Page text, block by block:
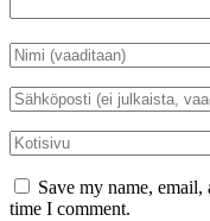
Nimi
*
Sähköposti
*
Kotisivu
Save my name,
time I comment.